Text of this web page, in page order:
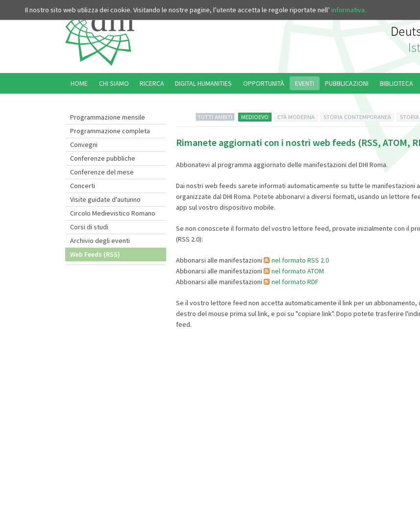
Il nostro sito web utilizza dei cookie. Visitando le nostre pagine, l’utente accetta le regole riportate nell’ informativa.
Programmazione mensile
Programmazione completa
Convegni
Conferenze pubbliche
Conferenze del mese
Concerti
Visite guidate d'autunno
Circolo Medievistico Romano
Corsi di studi
Archivio degli eventi
Web Feeds (RSS)
TUTTI AMBITI MEDIOEVO ETÀ MODERNA STORIA CONTEMPORANEA
Rimanete aggiornati con i nostri web feeds (RSS, ATOM,
Abbonatevi al programma aggiornato delle manifestazioni del DHI Roma.
Dai nostri web feeds sarete informati automaticamente su tutte le manifestazioni
organizzate dal DHI Roma. Potete abbonarvi a diversi formati, usando un lettore
app sul vostro dispositivo mobile.
Se non conoscete il formato del vostro lettore feed, provate inizialmente con il
(RSS 2.0):
Abbonarsi alle manifestazioni
nel formato RSS 2.0
Abbonarsi alle manifestazioni
nel formato ATOM
Abbonarsi alle manifestazioni
nel formato RDF
Se il vostro lettore feed non accetta automaticamente il link per un abbonamento,
destro del mouse prima sul link, e poi su "copiare link". Dopo potete trasferire
feed.
HOME CHI SIAMO RICERCA DIGITAL HUMANITIES OPPORTUNITÀ EVENTI PUBBLICAZIONI BIBLIOTECA